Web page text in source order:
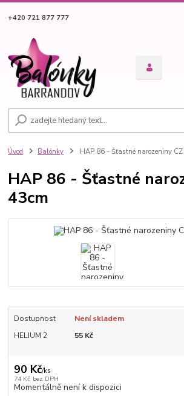
+420 721 877 777
Úvod Balónky HAP 86 - Šťastné narozeniny
HAP 86 - Šťastné
43cm
Dostupnost
Není skladem
HELIUM 2
55 Kč
90 Kč/ks
74 Kč bez DPH
Momentálně není k dispozici